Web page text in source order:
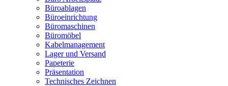
Büroablagen
Büroeinrichtung
Büromaschinen
Büromöbel
Kabelmanagement
Lager und Versand
Papeterie
Präsentation
Technisches Zeichnen